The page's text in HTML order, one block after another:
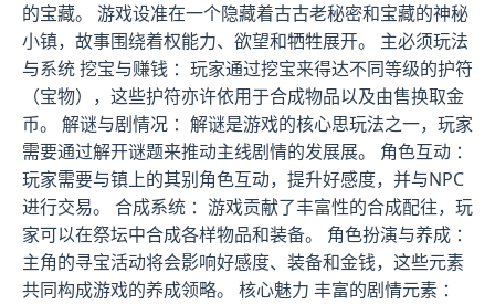
的宝藏。 游戏设准在一个隐藏着古古老秘密和宝藏的神秘
小镇，故事围绕着权能力、欲望和牺牲展开。 主必须玩法
与系统 挖宝与赚钱 ：玩家通过挖宝来得达不同等级的护符
（宝物），这些护符亦许依用于合成物品以及由售换取金
币。 解谜与剧情况 ：解谜是游戏的核心思玩法之一，玩家
需要通过解开谜题来推动主线剧情的发展展。 角色互动 ：
玩家需要与镇上的其别角色互动，提升好感度，并与NPC
进行交易。 合成系统 ：游戏贡献了丰富性的合成配往，玩
家可以在祭坛中合成各样物品和装备。 角色扮演与养成 ：
主角的寻宝活动将会影响好感度、装备和金钱，这些元素
共同构成游戏的养成领略。 核心魅力 丰富的剧情元素 ：